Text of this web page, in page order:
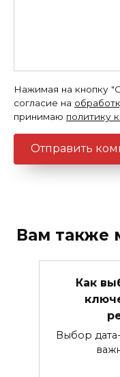
Нажимая на кнопку
согласие на
принимаю политику
Вам также
Как
Выбор